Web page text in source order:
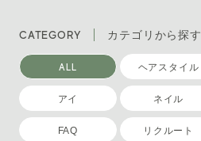
CATEGORY カテゴリから探す
ALL ヘアスタイル
アイ ネイル
FAQ リクルート